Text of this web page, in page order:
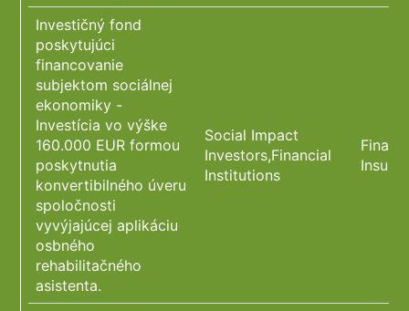
Investičný fond
poskytujúci
financovanie
subjektom sociálnej
ekonomiky -
Investícia vo výške
160.000 EUR formou
poskytnutia
konvertibilného úveru
spoločnosti
vyvýjajúcej aplikáciu
osbného
rehabilitačného
asistenta.
Social Impact
Investors,Financial
Institutions